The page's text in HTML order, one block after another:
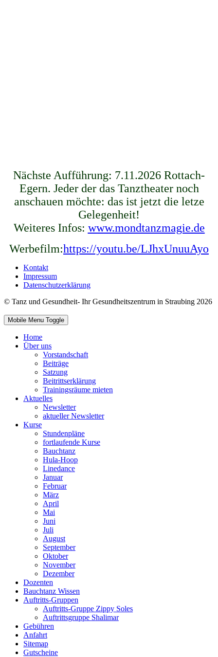
Nächste Aufführung: 7.11.2026 Rottach-
Egern. Jeder der das Tanztheater noch
anschauen möchte: das ist jetzt die letze
Gelegenheit!
Weiteres Infos: www.mondtanzmagie.de
Werbefilm:https://youtu.be/LJhxUnuuAyo
Kontakt
Impressum
Datenschutzerklärung
© Tanz und Gesundheit- Ihr Gesundheitszentrum in Straubing 2026
Mobile Menu Toggle
Home
Über uns
Vorstandschaft
Beiträge
Satzung
Beitrittserklärung
Trainingsräume mieten
Aktuelles
Newsletter
aktueller Newsletter
Kurse
Stundenpläne
fortlaufende Kurse
Bauchtanz
Hula-Hoop
Linedance
Januar
Februar
März
April
Mai
Juni
Juli
August
September
Oktober
November
Dezember
Dozenten
Bauchtanz Wissen
Auftritts-Gruppen
Auftritts-Gruppe Zippy Soles
Auftrittsgruppe Shalimar
Gebühren
Anfahrt
Sitemap
Gutscheine